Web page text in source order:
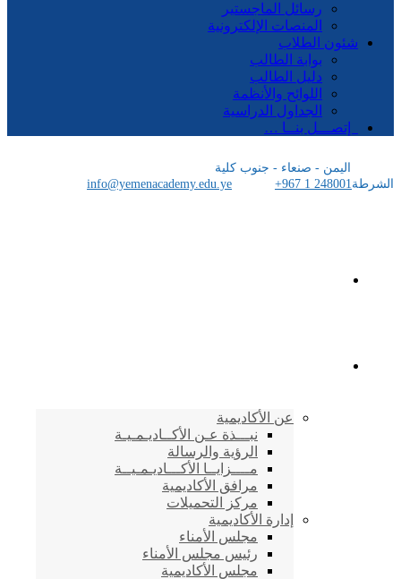
رسائل الماجستير
المنصات الإلكترونية
شئون الطلاب
بوابة الطالب
دليل الطالب
اللوائح والأنظمة
الجداول الدراسية
إتصـــل بنــا …
اليمن - صنعاء - جنوب كلية
الشرطة
info@yemenacademy.edu.ye +967 1 248001
عن الأكاديمية
نبـــذة عـن الأكــاديـمـيـة
الرؤية والرسالة
مــــزايــا الأكـــاديـمـيــة
مرافق الأكاديمية
مركز التحميلات
إدارة الأكاديمية
مجلس الأمناء
رئيس مجلس الأمناء
مجلس الأكاديمية